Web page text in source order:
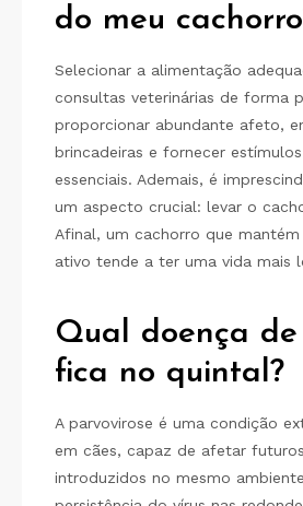
do meu
Selecionar a alimentação
consultas veterinárias de forma
proporcionar abundante afeto,
brincadeiras e fornecer
essenciais. Ademais, é
um aspecto crucial: levar o
Afinal, um cachorro que
ativo tende a ter uma vida mais
Qual doença
fica no quintal?
A parvovirose é uma condição
em cães, capaz de afetar
introduzidos no mesmo